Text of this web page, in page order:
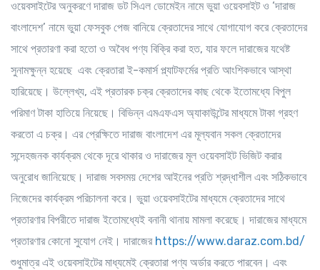
ওয়েবসাইটের অনুকরণে দারাজ ডট সিএল ডোমেইন নামে ভুয়া ওয়েবসাইট ও ‘দারাজ
বাংলাদেশ’ নামে ভুয়া ফেসবুক পেজ বানিয়ে ক্রেতাদের সাথে যোগাযোগ করে ক্রেতাদের
সাথে প্রতারণা করা হতো ও অবৈধ পণ্য বিক্রি করা হত, যার ফলে দারাজের যথেষ্ট
সুনামক্ষুন্ন হয়েছে এবং ক্রেতারা ই-কমার্স প্ল্যাটফর্মের প্রতি আংশিকভাবে আস্থা
হারিয়েছে। উল্লেখ্য, এই প্রতারক চক্র ক্রেতাদের কাছ থেকে ইতোমধ্যে বিপুল
পরিমাণ টাকা হাতিয়ে নিয়েছে। বিভিন্ন এমএফএস অ্যাকাউন্টের মাধ্যমে টাকা গ্রহণ
করতো এ চক্র। এর প্রেক্ষিতে দারাজ বাংলাদেশ এর মূল্যবান সকল ক্রেতাদের
সন্দেহজনক কার্যক্রম থেকে দূরে থাকার ও দারাজের মূল ওয়েবসাইট ভিজিট করার
অনুরোধ জানিয়েছে। দারাজ সবসময় দেশের আইনের প্রতি শ্রদ্ধাশীল এবং সঠিকভাবে
নিজেদের কার্যক্রম পরিচালনা করে। ভুয়া ওয়েবসাইটের মাধ্যমে ক্রেতাদের সাথে
প্রতারণার বিপরীতে দারাজ ইতোমধ্যেই বনানী থানায় মামলা করেছে। দারাজের মাধ্যমে
প্রতারণার কোনো সুযোগ নেই। দারাজের https://www.daraz.com.bd/
শুধুমাত্র এই ওয়েবসাইটের মাধ্যমেই ক্রেতারা পণ্য অর্ডার করতে পারবেন। এবং